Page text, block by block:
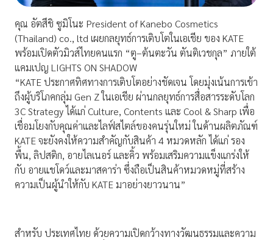
คุณ อัตสึชิ ซูมิโนะ President of Kanebo Cosmetics
(Thailand) co., ltd เผยกลยุทธ์การเติบโตในเอเชีย ของ KATE
พร้อมเปิดตัวมิวส์ไทยคนแรก “ตู–ต้นตะวัน ตันติเวชกุล” ภายใต้
แคมเปญ LIGHTS ON SHADOW
“KATE ประกาศทิศทางการเติบโตอย่างชัดเจน โดยมุ่งเน้นการเข้า
ถึงผู้บริโภคกลุ่ม Gen Z ในเอเชีย ผ่านกลยุทธ์การสื่อสารระดับโลก
3C Strategy ได้แก่ Culture, Contents และ Cool & Sharp เพื่อ
เชื่อมโยงกับคุณค่าและไลฟ์สไตล์ของคนรุ่นใหม่ ในด้านผลิตภัณฑ์
KATE จะยังคงให้ความสำคัญกับสินค้า 4 หมวดหลัก ได้แก่ รอง
พื้น, ลิปสติก, อายไลเนอร์ และคิ้ว พร้อมเสริมความแข็งแกร่งให้
กับ อายแชโดว์และมาสคาร่า ซึ่งถือเป็นสินค้าหมวดหมู่ที่สร้าง
ความเป็นผู้นำให้กับ KATE มาอย่างยาวนาน”
สำหรับ ประเทศไทย ด้วยความเปิดกว้างทางวัฒนธรรมและความ